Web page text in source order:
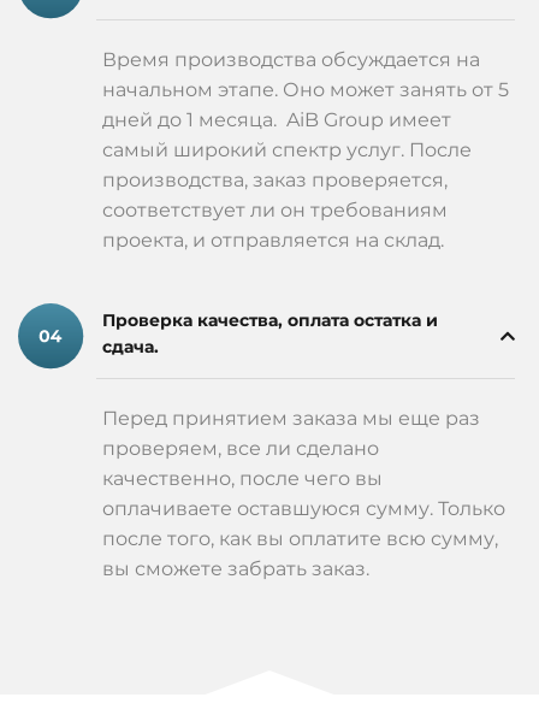
Время производства обсуждается на
начальном этапе. Оно может занять от 5
дней до 1 месяца. AiB Group имеет
самый широкий спектр услуг. После
производства, заказ проверяется,
соответствует ли он требованиям
проекта, и отправляется на склад.
Проверка качества, оплата остатка и
сдача.
Перед принятием заказа мы еще раз
проверяем, все ли сделано
качественно, после чего вы
оплачиваете оставшуюся сумму. Только
после того, как вы оплатите всю сумму,
вы сможете забрать заказ.